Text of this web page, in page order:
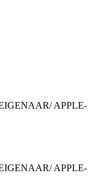
EIGENAAR/ APPLE-
EIGENAAR/ APPLE-